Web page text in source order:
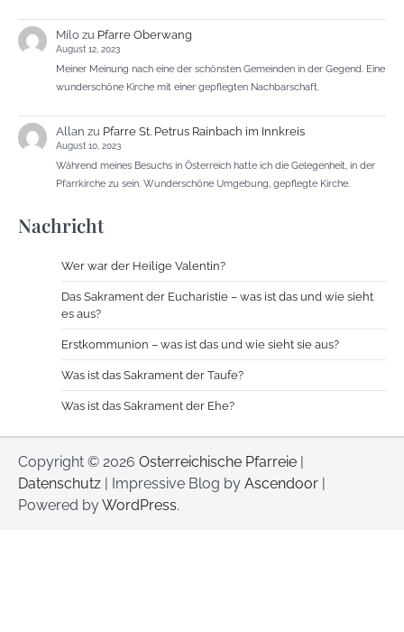
Milozu Pfarre Oberwang
August 12, 2023
Meiner Meinung nach eine der schönsten Gemeinden in der Gegend. Eine
wunderschöne Kirche mit einer gepflegten Nachbarschaft.
Allan zu Pfarre St. Petrus Rainbach im Innkreis
August 10, 2023
Während meines Besuchs in Österreich hatte ich die Gelegenheit, in der
Pfarrkirche zu sein. Wunderschöne Umgebung, gepflegte Kirche.
Nachricht
Wer war der Heilige Valentin?
Das Sakrament der Eucharistie – was ist das und wie sieht
es aus?
Erstkommunion – was ist das und wie sieht sie aus?
Was ist das Sakrament der Taufe?
Was ist das Sakrament der Ehe?
Copyright © 2026 Osterreichische Pfarreie
Datenschutz | Impressive Blog by Ascendoor
Powered byWordPress.